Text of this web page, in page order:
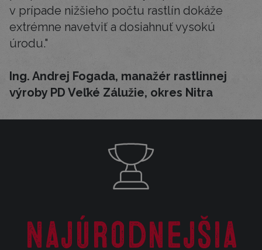
v prípade nižšieho počtu rastlín dokáže
extrémne navetviť a dosiahnuť vysokú
úrodu."
Ing. Andrej Fogada, manažér rastlinnej
výroby PD Veľké Zálužie, okres Nitra
Najúrodnejšia